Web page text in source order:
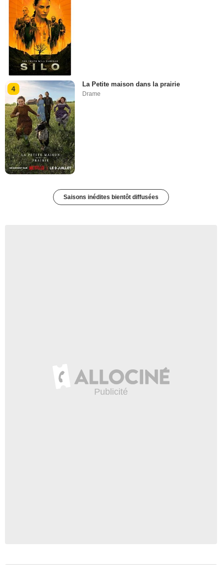
4
La Petite maison dans la prairie
Drame
Saisons inédites bientôt diffusées